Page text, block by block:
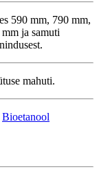
590 mm, 790 mm,
ja samuti
mahuti.
Bioetanool